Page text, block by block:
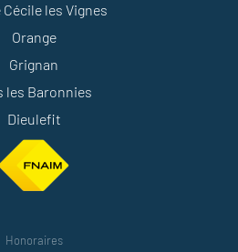
les Vignes
Orange
Grignan
les Baronnies
Dieulefit
Honoraires